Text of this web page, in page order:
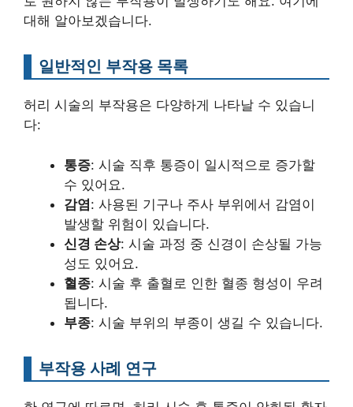
대해 알아보겠습니다.
일반적인 부작용 목록
허리 시술의 부작용은 다양하게 나타날 수 있습니
다:
통증: 시술 직후 통증이 일시적으로 증가할
수 있어요.
감염: 사용된 기구나 주사 부위에서 감염이
발생할 위험이 있습니다.
신경 손상: 시술 과정 중 신경이 손상될 가능
성도 있어요.
혈종: 시술 후 출혈로 인한 혈종 형성이 우려
됩니다.
부종: 시술 부위의 부종이 생길 수 있습니다.
부작용 사례 연구